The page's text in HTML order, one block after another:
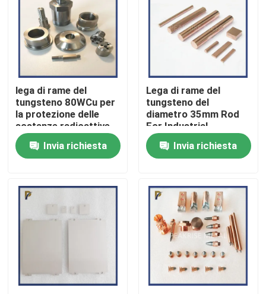
Video
Spettacolo VR
Su di noi
Visita alla fabbrica
Contattaci
Lega del tungsteno del molibdeno
lega di rame del
tungsteno 80WCu per
la protezione delle
sostanze radioattive
utilizzate in medico
Invia richiesta
Lega di rame del
tungsteno del
diametro 35mm Rod
For Industrial
Manufacturing
Invia richiesta